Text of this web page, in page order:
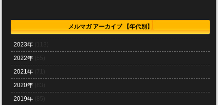
メルマガ アーカイブ 【年代別】
2023年
2022年
2021年
2020年
2019年